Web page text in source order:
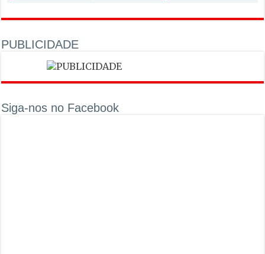
PUBLICIDADE
Siga-nos no Facebook